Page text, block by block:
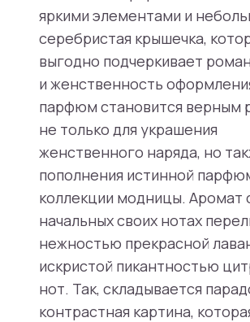
яркими элементами и
серебристая крышечка,
выгодно подчеркивает
и женственность
парфюм становится верным
не только для украшения
женственного наряда, но
пополнения истинной
коллекции модницы. Аромат
начальных своих нотах
нежностью прекрасной
искристой пикантностью
нот. Так, складывается
контрастная картина,